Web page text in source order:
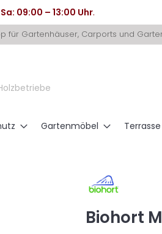
09:00 – 13:00 Uhr.
für Gartenhäuser, Carports und
Gartenmöbel Terrasse
Biohort